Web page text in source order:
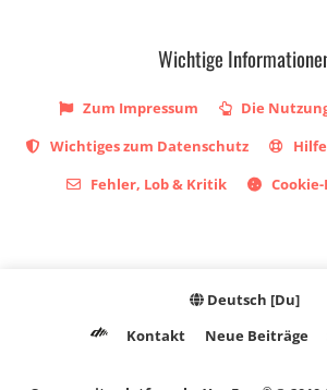
Wichtige
Zum Impressum
Die
Wichtiges zum Datenschutz
Fehler, Lob & Kritik
Deutsch [Du]
Kontakt
Neue Beiträge